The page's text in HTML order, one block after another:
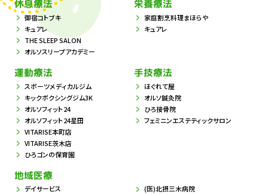
休息療法
御宿コトブキ
キュアレ
THE SLEEP SALON
オルソスリープアカデミー
栄養療法
家庭割烹料理まほらや
キュアレ
運動療法
スポーツメディカルジム
キックボクシングジム3K
オルソフィット24
オルソフィット24星田
VITARISE本町店
VITARISE茨木店
ひろゴンの保育園
手技療法
ほぐれて屋
オルソ鍼灸院
ひろ接骨院
フェミニンエステティックサロン
地域医療
デイサービス
(医)北摂三木病院